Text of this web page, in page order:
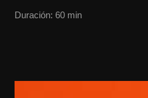
Duración: 60 min